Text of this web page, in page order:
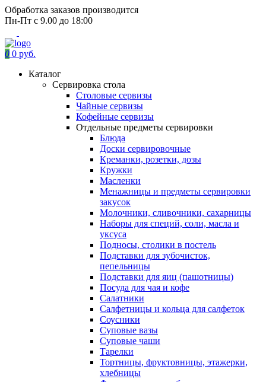
Обработка заказов производится
Пн-Пт с 9.00 до 18:00
0 0 руб.
Каталог
Сервировка стола
Столовые сервизы
Чайные сервизы
Кофейные сервизы
Отдельные предметы сервировки
Блюда
Доски сервировочные
Креманки, розетки, дозы
Кружки
Масленки
Менажницы и предметы сервировки
закусок
Молочники, сливочники, сахарницы
Наборы для специй, соли, масла и
уксуса
Подносы, столики в постель
Подставки для зубочисток,
пепельницы
Подставки для яиц (пашотницы)
Посуда для чая и кофе
Салатники
Салфетницы и кольца для салфеток
Соусники
Суповые вазы
Суповые чаши
Тарелки
Тортницы, фруктовницы, этажерки,
хлебницы